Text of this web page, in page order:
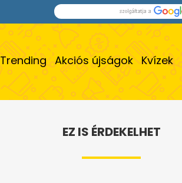
Trending Akciós újságok Kvízek
EZ IS ÉRDEKELHET